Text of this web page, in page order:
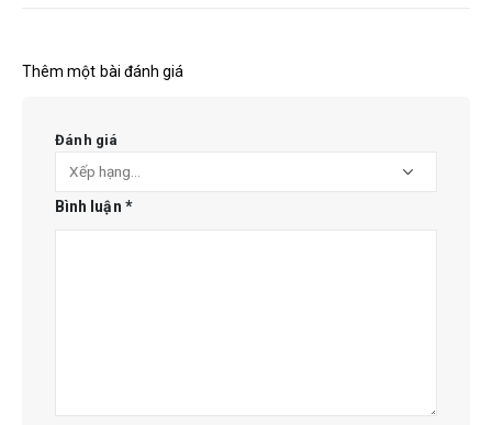
Thêm một bài đánh giá
Đánh giá
Bình luận *